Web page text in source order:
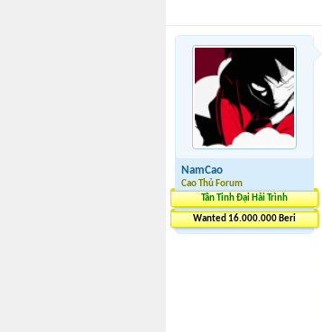
NamCao
Cao Thủ Forum
Tân Tinh Đại Hải Trình
Wanted 16.000.000 Beri